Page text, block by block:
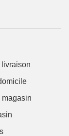
magasin